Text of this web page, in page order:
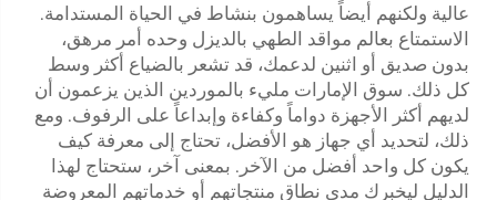
عالية ولكنهم أيضاً يساهمون بنشاط في الحياة المستدامة.
الاستمتاع بعالم مواقد الطهي بالديزل وحده أمر مرهق،
بدون صديق أو اثنين لدعمك، قد تشعر بالضياع أكثر وسط
كل ذلك. سوق الإمارات مليء بالموردين الذين يزعمون أن
لديهم أكثر الأجهزة دواماً وكفاءة وإبداعاً على الرفوف. ومع
ذلك، لتحديد أي جهاز هو الأفضل، تحتاج إلى معرفة كيف
يكون كل واحد أفضل من الآخر. بمعنى آخر، ستحتاج لهذا
الدليل ليخبرك مدى نطاق منتجاتهم أو خدماتهم المعروضة